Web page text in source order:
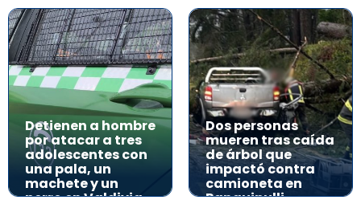
Detienen a hombre
por atacar a tres
adolescentes con
una pala, un
machete y un
perro en Valdivia
Dos personas
mueren tras caída
de árbol que
impactó contra
camioneta en
Panguipulli